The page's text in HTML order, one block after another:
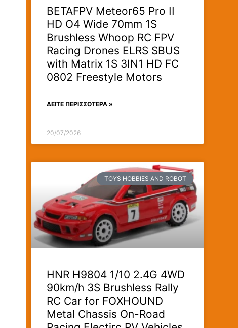
BETAFPV Meteor65 Pro II
HD O4 Wide 70mm 1S
Brushless Whoop RC FPV
Racing Drones ELRS SBUS
with Matrix 1S 3IN1 HD FC
0802 Freestyle Motors
ΔΕΊΤΕ ΠΕΡΙΣΣΟΤΕΡΑ »
20/07/2026
TOYS HOBBIES AND ROBOT
HNR H9804 1/10 2.4G 4WD
90km/h 3S Brushless Rally
RC Car for FOXHOUND
Metal Chassis On-Road